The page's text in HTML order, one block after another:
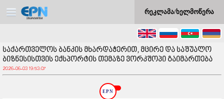
რეკლამა/ხელმოწერა
საქართველოს ბანკის მხარდაჭერით, მცირე და საშუალო
ბიზნესისთვის ექსპორტის თემაზე ვორკშოპი გაიმართება
2026-06-03 19:53:07